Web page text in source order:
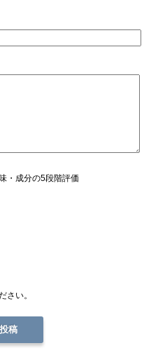
・成分の5段階評価
さい。